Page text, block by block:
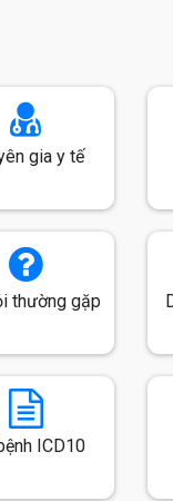
gia y tế
thường gặp
ICD10